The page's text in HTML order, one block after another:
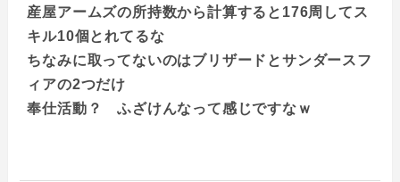
産屋アームズの所持数から計算すると176周してス
キル10個とれてるな
ちなみに取ってないのはブリザードとサンダースフ
ィアの2つだけ
奉仕活動？ ふざけんなって感じですなｗ